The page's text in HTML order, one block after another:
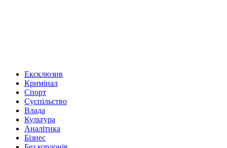
Ексклюзив
Кримінал
Спорт
Суспільство
Влада
Культура
Аналітика
Бізнес